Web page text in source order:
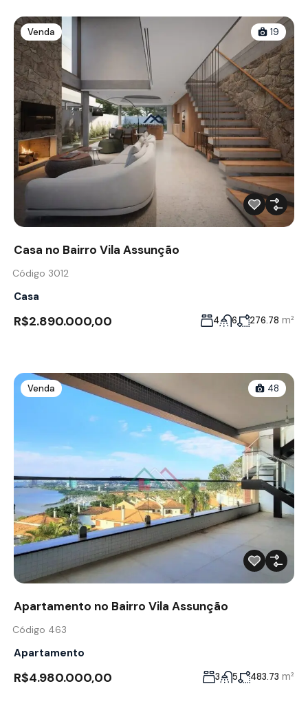
Venda 19
Casa no Bairro Vila Assunção
Código 3012
Casa
R$2.890.000,00 4 6 276.78 m²
Venda 48
Apartamento no Bairro Vila Assunção
Código 463
Apartamento
R$4.980.000,00 3 5 483.73 m²